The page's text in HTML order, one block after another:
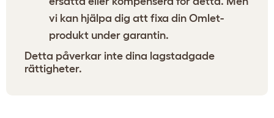
vi kan hjälpa dig att fixa din Omlet-
produkt under garantin.
Detta påverkar inte dina lagstadgade
rättigheter.